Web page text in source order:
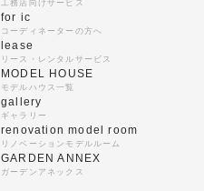
工務店向けサービス
for ic
コーディネーターの方へ
lease
リース・レンタルサービス
MODEL HOUSE
モデルハウス一覧
gallery
ギャラリー
renovation model room
リノベーションモデルルーム
GARDEN ANNEX
ガーデンアネックス